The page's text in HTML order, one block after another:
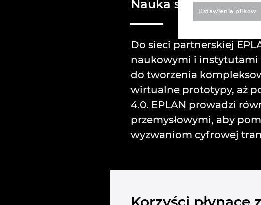
Nauka spotyka się
Do sieci partnerskiej
naukowymi i instytutami
do tworzenia
wirtualne prototypy, aż
4.0. EPLAN prowadzi
przemysłowymi, aby
wyzwaniom cyfrowej
Ustawienia plikὀw